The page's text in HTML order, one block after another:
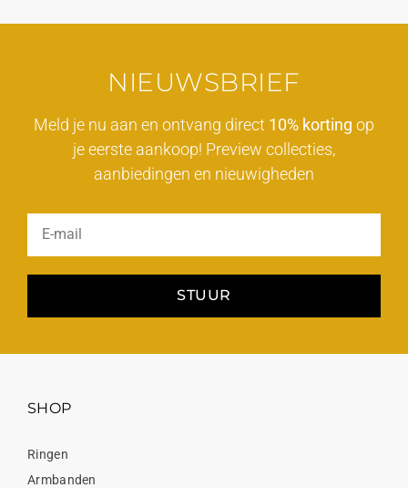
NIEUWSBRIEF
Meld je nu aan en ontvang direct 10% korting op
je eerste aankoop! Preview collecties,
aanbiedingen en nieuwigheden
STUUR
SHOP
Ringen
Armbanden